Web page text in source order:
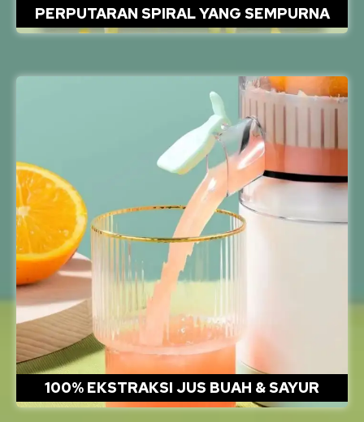
PERPUTARAN SPIRAL YANG SEMPURNA
100% EKSTRAKSI JUS BUAH & SAYUR